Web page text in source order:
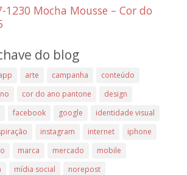
1230 Mocha Mousse – Cor do
do blog
arte campanha
conteúdo
cor do ano pantone
design
facebook google
identidade visual
instagram internet
iphone
marca mercado
mobile
mídia social
norepost